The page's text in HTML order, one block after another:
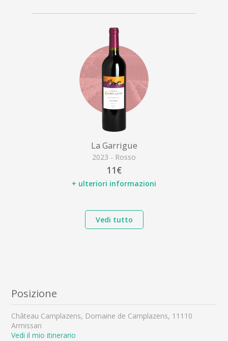
La Garrigue
2023 - Rosso
11€
+ ulteriori informazioni
Vedi tutto
Posizione
Château Camplazens, Domaine de Camplazens, 11110
Armissan
Vedi il mio itinerario